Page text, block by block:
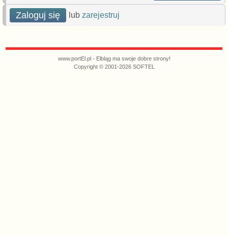
Zaloguj się lub zarejestruj
www.portEl.pl - Elbląg ma swoje dobre strony!
Copyright © 2001-2026 SOFTEL